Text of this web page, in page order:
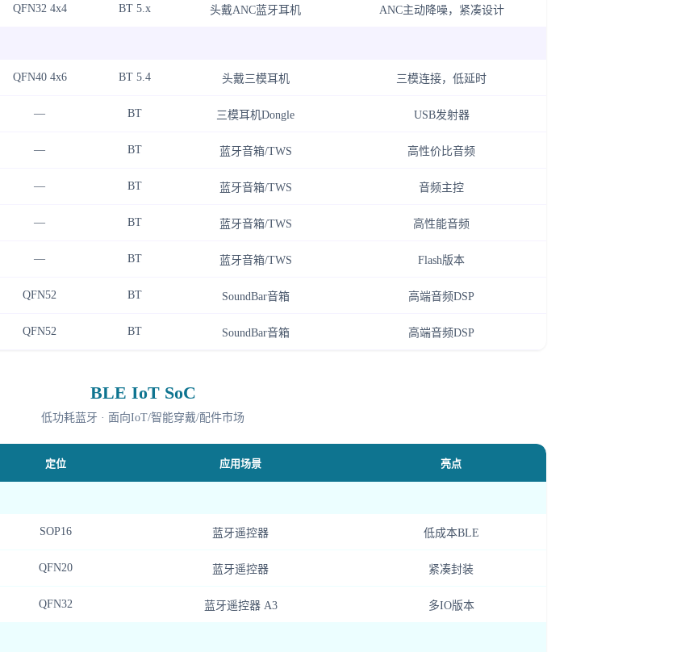
QFN32 4x4 BT 5.x 头戴ANC蓝牙耳机 ANC主动降噪，紧凑设计
QFN40 4x6 BT 5.4 头戴三模耳机 三模连接，低延时
— BT 三模耳机Dongle USB发射器
— BT 蓝牙音箱/TWS 高性价比音频
— BT 蓝牙音箱/TWS 音频主控
— BT 蓝牙音箱/TWS 高性能音频
— BT 蓝牙音箱/TWS Flash版本
QFN52 BT SoundBar音箱 高端音频DSP
QFN52 BT SoundBar音箱 高端音频DSP
BLE IoT SoC
低功耗蓝牙 · 面向IoT/智能穿戴/配件市场
定位 应用场景 亮点
SOP16 蓝牙遥控器 低成本BLE
QFN20 蓝牙遥控器 紧凑封装
QFN32 蓝牙遥控器 A3 多IO版本